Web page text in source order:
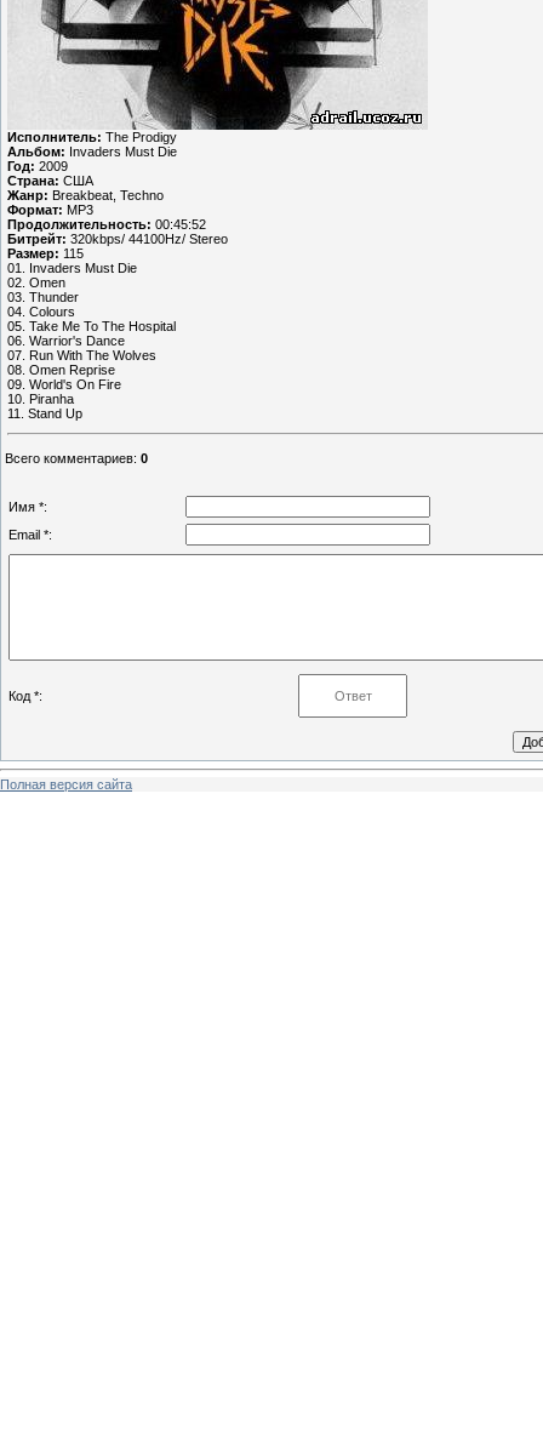
Исполнитель: The Prodigy
Альбом: Invaders Must Die
Год: 2009
Страна: США
Жанр: Breakbeat, Techno
Формат: MP3
Продолжительность: 00:45:52
Битрейт: 320kbps/ 44100Hz/ Stereo
Размер: 115
01. Invaders Must Die
02. Omen
03. Thunder
04. Colours
05. Take Me To The Hospital
06. Warrior's Dance
07. Run With The Wolves
08. Omen Reprise
09. World's On Fire
10. Piranha
11. Stand Up
Всего комментариев: 0
Имя *:
Email *:
Код *:
Полная версия сайта